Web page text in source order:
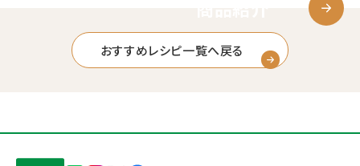
おすすめレシピ一覧へ戻る